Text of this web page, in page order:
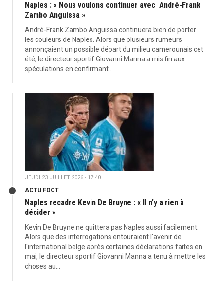
Naples : « Nous voulons continuer avec André-Frank
Zambo Anguissa »
André-Frank Zambo Anguissa continuera bien de porter
les couleurs de Naples. Alors que plusieurs rumeurs
annonçaient un possible départ du milieu camerounais cet
été, le directeur sportif Giovanni Manna a mis fin aux
spéculations en confirmant...
JEUDI 23 JUILLET 2026 - 17:40
ACTU FOOT
Naples recadre Kevin De Bruyne : « Il n'y a rien à
décider »
Kevin De Bruyne ne quittera pas Naples aussi facilement.
Alors que des interrogations entouraient l'avenir de
l'international belge après certaines déclarations faites en
mai, le directeur sportif Giovanni Manna a tenu à mettre les
choses au...